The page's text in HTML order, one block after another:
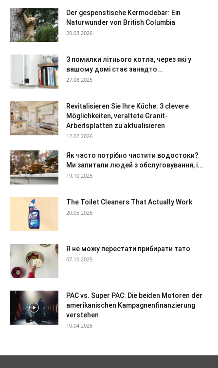
Der gespenstische Kermodebär: Ein
Naturwunder von British Columbia
20.03.2026
3 помилки літнього котла, через які у
вашому домі стає занадто...
27.08.2025
Revitalisieren Sie Ihre Küche: 3 clevere
Möglichkeiten, veraltete Granit-
Arbeitsplatten zu aktualisieren
12.02.2026
Як часто потрібно чистити водостоки?
Ми запитали людей з обслуговування, і...
19.10.2025
The Toilet Cleaners That Actually Work
20.05.2026
Я не можу перестати прибирати тато
07.10.2025
PAC vs. Super PAC: Die beiden Motoren der
amerikanischen Kampagnenfinanzierung
verstehen
10.04.2026